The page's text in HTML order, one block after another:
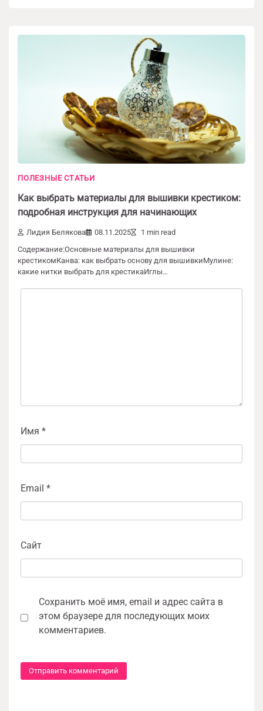
ПОЛЕЗНЫЕ СТАТЬИ
Как выбрать материалы для вышивки крестиком:
подробная инструкция для начинающих
Лидия Белякова 08.11.2025
1 min read
Содержание:Основные материалы для вышивки
крестикомКанва: как выбрать основу для вышивкиМулине:
какие нитки выбрать для крестикаИглы…
Добавить комментарий
Ваш адрес email не будет опубликован.
Обязательные поля помечены*
Комментарий*
Имя *
Email *
Сайт
Сохранить моё имя, email и адрес сайта в
этом браузере для последующих моих
комментариев.